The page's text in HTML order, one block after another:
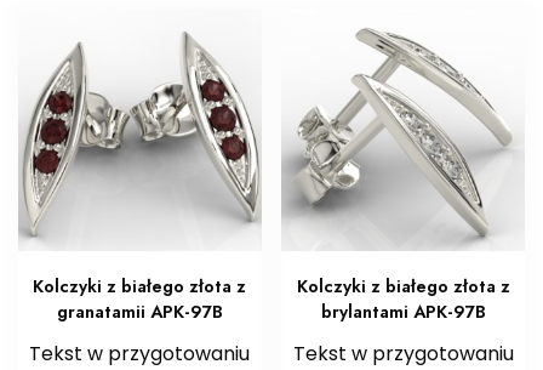
Kolczyki z białego złota z
granatamii APK-97B
Tekst w przygotowaniu
Kolczyki z białego złota z
brylantami APK-97B
Tekst w przygotowaniu